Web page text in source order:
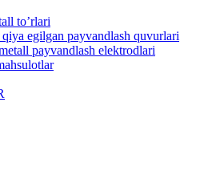
to’rlari
egilgan payvandlash quvurlari
payvandlash elektrodlari